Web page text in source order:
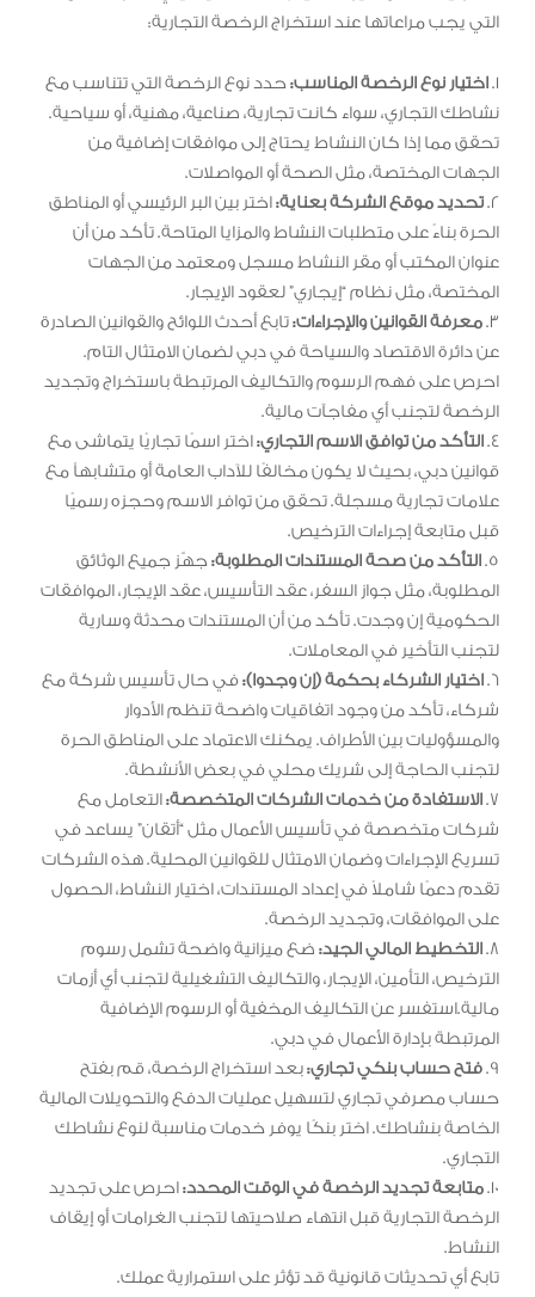
التي يجب مراعاتها عند استخراج الرخصة التجارية:
1. اختيار نوع الرخصة المناسب:حدد نوع الرخصة التي تتناسب مع
نشاطك التجاري، سواء كانت تجارية، صناعية، مهنية، أو سياحية.
تحقق مما إذا كان النشاط يحتاج إلى موافقات إضافية من
الجهات المختصة، مثل الصحة أو المواصلات.
2. تحديد موقع الشركة بعناية: اختر بين البر الرئيسي أو المناطق
الحرة بناءً على متطلبات النشاط والمزايا المتاحة. تأكد من أن
عنوان المكتب أو مقر النشاط مسجل ومعتمد من الجهات
المختصة، مثل نظام “إيجاري” لعقود الإيجار.
3. معرفة القوانين والإجراءات:تابع أحدث اللوائح والقوانين الصادرة
عن دائرة الاقتصاد والسياحة في دبي لضمان الامتثال التام.
احرص على فهم الرسوم والتكاليف المرتبطة باستخراج وتجديد
الرخصة لتجنب أي مفاجآت مالية.
4.
التأكد من توافق الاسم التجاري: اختر اسمًا تجاريًا يتماشى مع
قوانين دبي، بحيث لا يكون مخالفًا للآداب العامة أو متشابهاً مع
علامات تجارية مسجلة. تحقق من توافر الاسم وحجزه رسميًا
قبل متابعة إجراءات الترخيص.
5.
التأكد من صحة المستندات المطلوبة:جهّز جميع الوثائق
المطلوبة، مثل جواز السفر، عقد التأسيس، عقد الإيجار، الموافقات
الحكومية إن وجدت. تأكد من أن المستندات محدثة وسارية
لتجنب التأخير في المعاملات.
6.
اختيار الشركاء بحكمة (إن وجدوا):في حال تأسيس شركة مع
شركاء، تأكد من وجود اتفاقيات واضحة تنظم الأدوار
والمسؤوليات بين الأطراف. يمكنك الاعتماد على المناطق الحرة
لتجنب الحاجة إلى شريك محلي في بعض الأنشطة.
7. الاستفادة من خدمات الشركات المتخصصة: التعامل مع
شركات متخصصة في تأسيس الأعمال مثل “أتقان” يساعد في
تسريع الإجراءات وضمان الامتثال للقوانين المحلية. هذه الشركات
تقدم دعمًا شاملاً في إعداد المستندات، اختيار النشاط، الحصول
على الموافقات، وتجديد الرخصة.
8.
التخطيط المالي الجيد: ضع ميزانية واضحة تشمل رسوم
الترخيص، التأمين، الإيجار، والتكاليف التشغيلية لتجنب أي أزمات
مالية.استفسر عن التكاليف المخفية أو الرسوم الإضافية
المرتبطة بإدارة الأعمال في دبي.
9. فتح حساب بنكي تجاري:بعد استخراج الرخصة، قم بفتح
حساب مصرفي تجاري لتسهيل عمليات الدفع والتحويلات المالية
الخاصة بنشاطك. اختر بنكًا يوفر خدمات مناسبة لنوع نشاطك
التجاري.
10. متابعة تجديد الرخصة في الوقت المحدد: احرص على تجديد
الرخصة التجارية قبل انتهاء صلاحيتها لتجنب الغرامات أو إيقاف
النشاط.
تابع أي تحديثات قانونية قد تؤثر على استمرارية عملك.